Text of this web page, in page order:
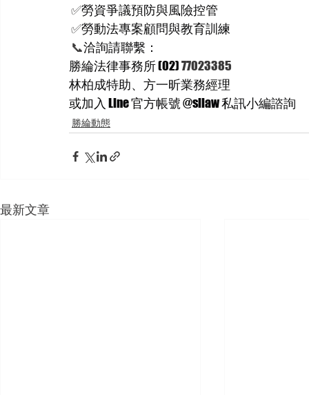
✅勞資爭議預防與風險控管
✅勞動法專案顧問與教育訓練
📞洽詢請聯繫：
勝綸法律事務所 (02) 77023385
林柏成特助、方一昕業務經理
或加入 Line 官方帳號 @sllaw 私訊小編諮詢
勝綸動態
最新文章